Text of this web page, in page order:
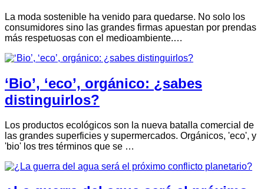
La moda sostenible ha venido para quedarse. No solo los
consumidores sino las grandes firmas apuestan por prendas
más respetuosas con el medioambiente.…
‘Bio’, ‘eco’, orgánico: ¿sabes
distinguirlos?
Los productos ecológicos son la nueva batalla comercial de
las grandes superficies y supermercados. Orgánicos, 'eco', y
'bio' los tres términos que se …